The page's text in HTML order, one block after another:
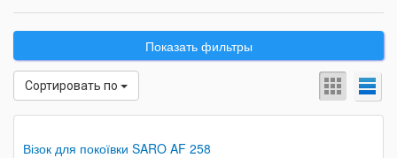
Показать фильтры
Сортировать по
Візок для покоївки SARO AF 258